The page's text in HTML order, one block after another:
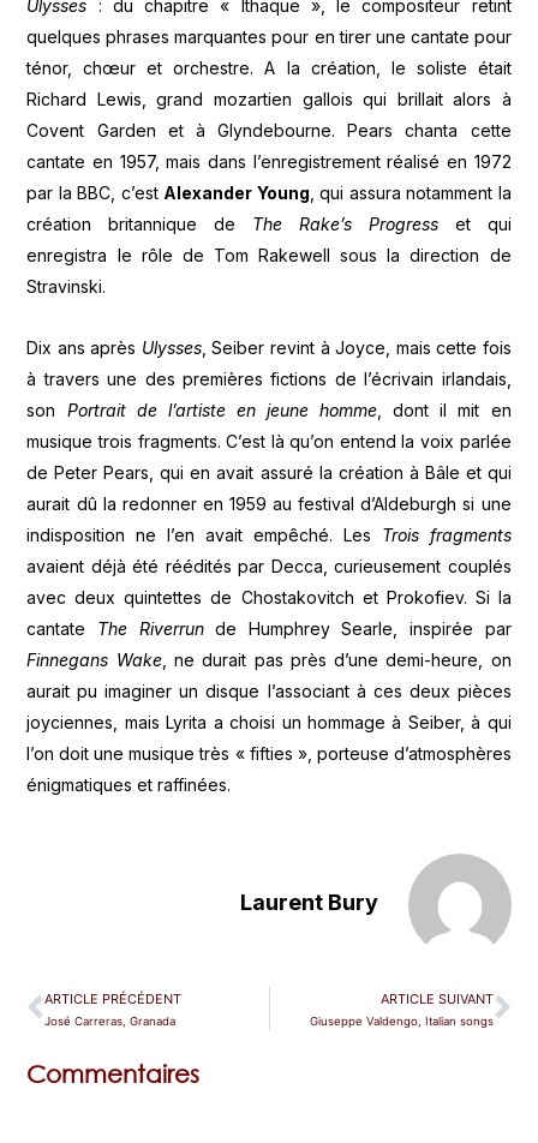
Ulysses : du chapitre « Ithaque », le compositeur retint
quelques phrases marquantes pour en tirer une cantate pour
ténor, chœur et orchestre. A la création, le soliste était
Richard Lewis, grand mozartien gallois qui brillait alors à
Covent Garden et à Glyndebourne. Pears chanta cette
cantate en 1957, mais dans l’enregistrement réalisé en 1972
par la BBC, c’est Alexander Young, qui assura notamment la
création britannique de The Rake’s Progress et qui
enregistra le rôle de Tom Rakewell sous la direction de
Stravinski.
Dix ans après Ulysses, Seiber revint à Joyce, mais cette fois
à travers une des premières fictions de l’écrivain irlandais,
son Portrait de l’artiste en jeune homme , dont il mit en
musique trois fragments. C’est là qu’on entend la voix parlée
de Peter Pears, qui en avait assuré la création à Bâle et qui
aurait dû la redonner en 1959 au festival d’Aldeburgh si une
indisposition ne l’en avait empêché. Les Trois fragments
avaient déjà été réédités par Decca, curieusement couplés
avec deux quintettes de Chostakovitch et Prokofiev. Si la
cantate The Riverrunde Humphrey Searle, inspirée par
Finnegans Wake, ne durait pas près d’une demi-heure, on
aurait pu imaginer un disque l’associant à ces deux pièces
joyciennes, mais Lyrita a choisi un hommage à Seiber, à qui
l’on doit une musique très « fifties », porteuse d’atmosphères
énigmatiques et raffinées.
Laurent Bury
ARTICLE PRÉCÉDENT
José Carreras, Granada
ARTICLE SUIVANT
Giuseppe Valdengo, Italian songs
Commentaires